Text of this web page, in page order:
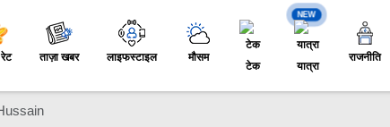
रेट ताज़ा खबर लाइफस्टाइल मौसम
टेक
NEW
यात्रा
राजनीति